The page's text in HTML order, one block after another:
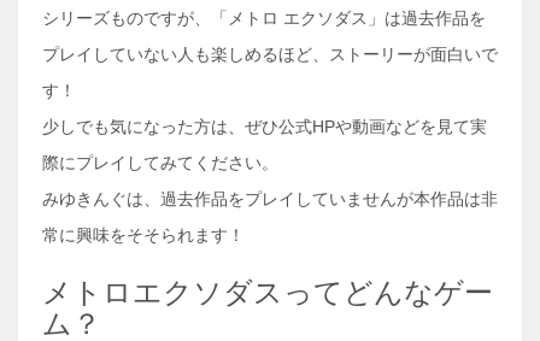
シリーズものですが、「メトロ エクソダス」は過去作品を
プレイしていない人も楽しめるほど、ストーリーが面白いで
す！
少しでも気になった方は、ぜひ公式HPや動画などを見て実
際にプレイしてみてください。
みゆきんぐは、過去作品をプレイしていませんが本作品は非
常に興味をそそられます！
メトロエクソダスってどんなゲー
ム？